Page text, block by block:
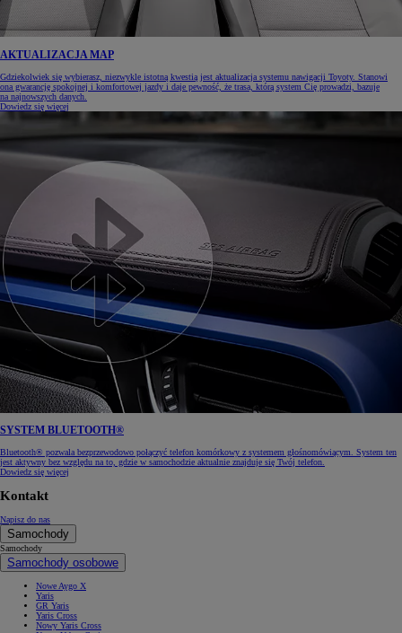
AKTUALIZACJA MAP
Gdziekolwiek się wybierasz, niezwykle istotną kwestią jest aktualizacja systemu nawigacji Toyoty. Stanowi
ona gwarancję spokojnej i komfortowej jazdy i daje pewność, że trasa, którą system Cię prowadzi, bazuje
na najnowszych danych.
Dowiedz się więcej
SYSTEM BLUETOOTH®
Bluetooth® pozwala bezprzewodowo połączyć telefon komórkowy z systemem głośnomówiącym. System ten
jest aktywny bez względu na to, gdzie w samochodzie aktualnie znajduje się Twój telefon.
Dowiedz się więcej
Kontakt
Napisz do nas
Samochody
Samochody
Samochody osobowe
Nowe Aygo X
Yaris
GR Yaris
Yaris Cross
Nowy Yaris Cross